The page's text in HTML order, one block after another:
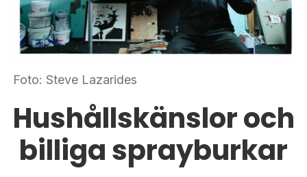
Foto: Steve Lazarides
Hushållskänslor och
billiga sprayburkar